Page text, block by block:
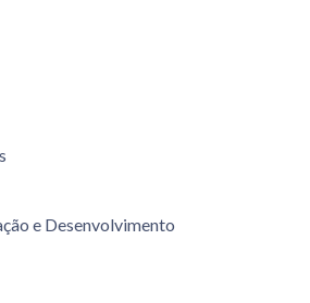
e Desenvolvimento